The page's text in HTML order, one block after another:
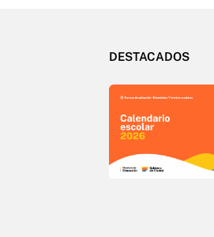
DESTACADOS